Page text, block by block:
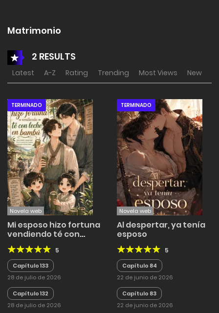
Matrimonio
2 RESULTS
Latest A-Z Rating Trending Most Views New
TERMINADO
Novela web
Mi esposo hizo fortuna
vendiendo té con
leche en bambú
5
Capítulo 133
28 de julio de 2026
Capítulo 132
28 de julio de 2026
TERMINADO
Novela web
Al despertar, ya tenía
esposo
5
Capítulo 84
22 de junio de 2026
Capítulo 83
22 de junio de 2026